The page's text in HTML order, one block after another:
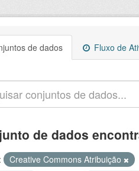
de dados Fluxo de
de dados
Creative Commons Atribuição